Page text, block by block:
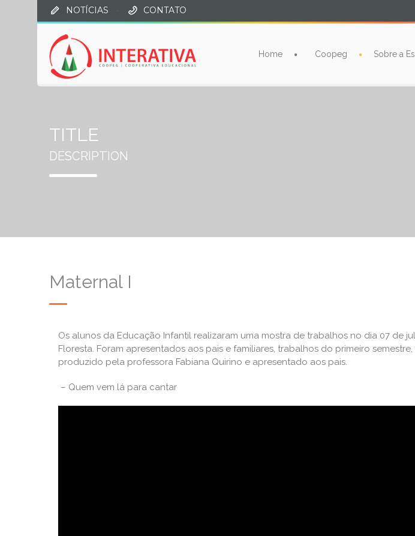
NOTÍCIAS · CONTATO
Home Coopeg Sobre a
TITLE
DESCRIPTION
Maternal I
Os alunos da Educação Infantil realizaram uma mostra de trabalhos no dia 07 de
Floresta. Foram apresentados aos pais e familiares, trabalhos do primeiro
produzido pela professora Fabiana Quirino e apresentado aos pais.
– Quem vem lá para cantar